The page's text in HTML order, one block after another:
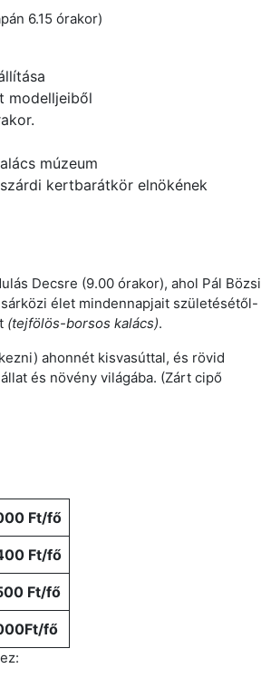
6.15 órakor)
modelljeiből
múzeum
kertbarátkör elnökének
Decsre (9.00 órakor), ahol Pál Bözsi
élet mindennapjait születésétől-
(tejfölös-borsos kalács).
ahonnét kisvasúttal, és rövid
és növény világába. (Zárt cipő
Ft/fő
Ft/fő
Ft/fő
fő